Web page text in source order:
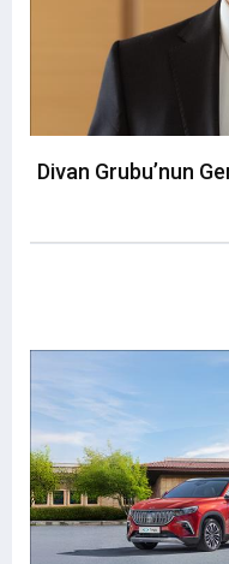
Divan Grubu’nun